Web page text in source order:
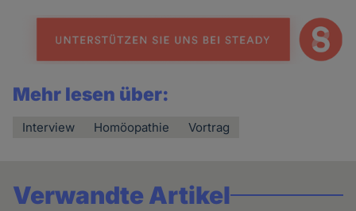
Mehr lesen über:
Interview Homöopathie Vortrag
Verwandte Artikel